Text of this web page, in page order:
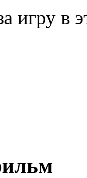
игру в